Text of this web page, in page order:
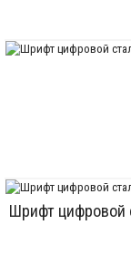
Шрифт цифровой